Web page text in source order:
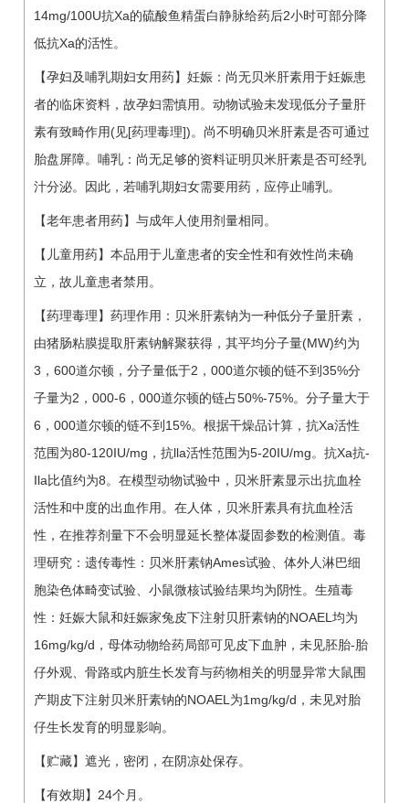
14mg/100U抗Xa的硫酸鱼精蛋白静脉给药后2小时可部分降
低抗Xa的活性。
【孕妇及哺乳期妇女用药】妊娠：尚无贝米肝素用于妊娠患
者的临床资料，故孕妇需慎用。动物试验未发现低分子量肝
素有致畸作用(见[药理毒理])。尚不明确贝米肝素是否可通过
胎盘屏障。哺乳：尚无足够的资料证明贝米肝素是否可经乳
汁分泌。因此，若哺乳期妇女需要用药，应停止哺乳。
【老年患者用药】与成年人使用剂量相同。
【儿童用药】本品用于儿童患者的安全性和有效性尚未确
立，故儿童患者禁用。
【药理毒理】药理作用：贝米肝素钠为一种低分子量肝素，
由猪肠粘膜提取肝素钠解聚获得，其平均分子量(MW)约为
3，600道尔顿，分子量低于2，000道尔顿的链不到35%分
子量为2，000-6，000道尔顿的链占50%-75%。分子量大于
6，000道尔顿的链不到15%。根据干燥品计算，抗Xa活性
范围为80-120IU/mg，抗lla活性范围为5-20IU/mg。抗Xa抗-
Ila比值约为8。在模型动物试验中，贝米肝素显示出抗血栓
活性和中度的出血作用。在人体，贝米肝素具有抗血栓活
性，在推荐剂量下不会明显延长整体凝固参数的检测值。毒
理研究：遗传毒性：贝米肝素钠Ames试验、体外人淋巴细
胞染色体畸变试验、小鼠微核试验结果均为阴性。生殖毒
性：妊娠大鼠和妊娠家兔皮下注射贝肝素钠的NOAEL均为
16mg/kg/d，母体动物给药局部可见皮下血肿，未见胚胎-胎
仔外观、骨路或内脏生长发育与药物相关的明显异常大鼠围
产期皮下注射贝米肝素钠的NOAEL为1mg/kg/d，未见对胎
仔生长发育的明显影响。
【贮藏】遮光，密闭，在阴凉处保存。
【有效期】24个月。